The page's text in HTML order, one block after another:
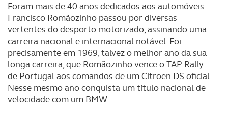
Foram mais de 40 anos dedicados aos automóveis.
Francisco Romãozinho passou por diversas
vertentes do desporto motorizado, assinando uma
carreira nacional e internacional notável. Foi
precisamente em 1969, talvez o melhor ano da sua
longa carreira, que Romãozinho vence o TAP Rally
de Portugal aos comandos de um Citroen DS oficial.
Nesse mesmo ano conquista um título nacional de
velocidade com um BMW.